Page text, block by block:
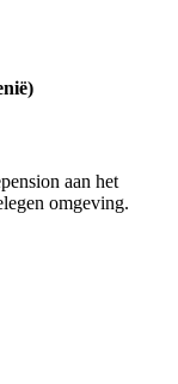
aan het
omgeving.